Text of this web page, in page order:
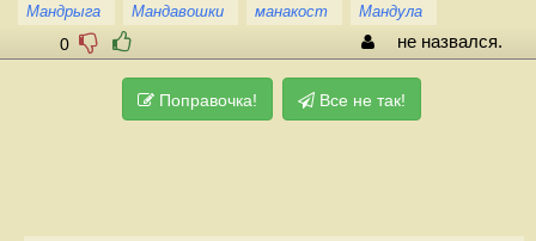
Мандрыга
Мандавошки манакост Мандула
0 не назвался.
Поправочка! Все не так!